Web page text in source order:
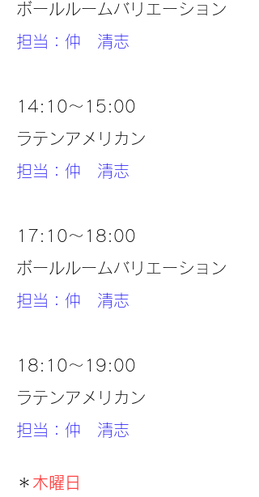
ボールルームバリエーション
担当：仲 清志
14:10～15:00
ラテンアメリカン
担当：仲 清志
17:10～18:00
ボールルームバリエーション
担当：仲 清志
18:10～19:00
ラテンアメリカン
担当：仲 清志
＊ 木曜日